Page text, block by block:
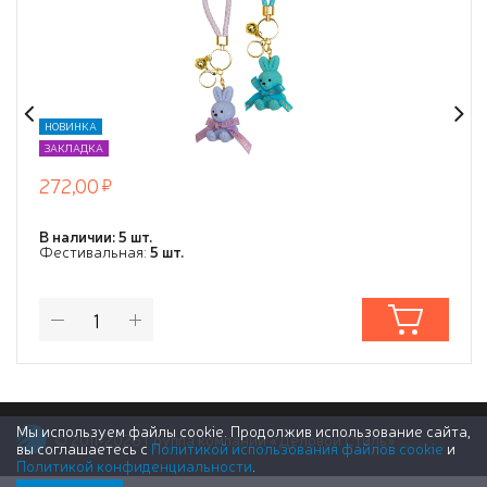
НОВИНКА
ЗАКЛАДКА
272,00
В наличии: 5 шт.
Фестивальная: 5 шт.
© 2011-2026 Группа компаний «Деловой Стиль»
Мы используем файлы cookie. Продолжив использование сайта,
вы соглашаетесь с Политикой использования файлов cookie и
Политикой конфиденциальности